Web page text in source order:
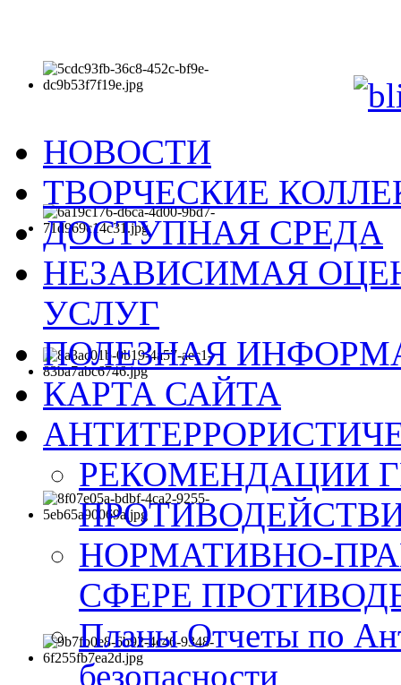
НОВОСТИ
ТВОРЧЕСКИЕ
ДОСТУПНАЯ СРЕДА
НЕЗАВИСИМАЯ
УСЛУГ
ПОЛЕЗНАЯ
КАРТА САЙТА
РЕКОМЕНДАЦИИ
НОРМАТИВНО-
СФЕРЕ
Планы Отчеты по
безопасности